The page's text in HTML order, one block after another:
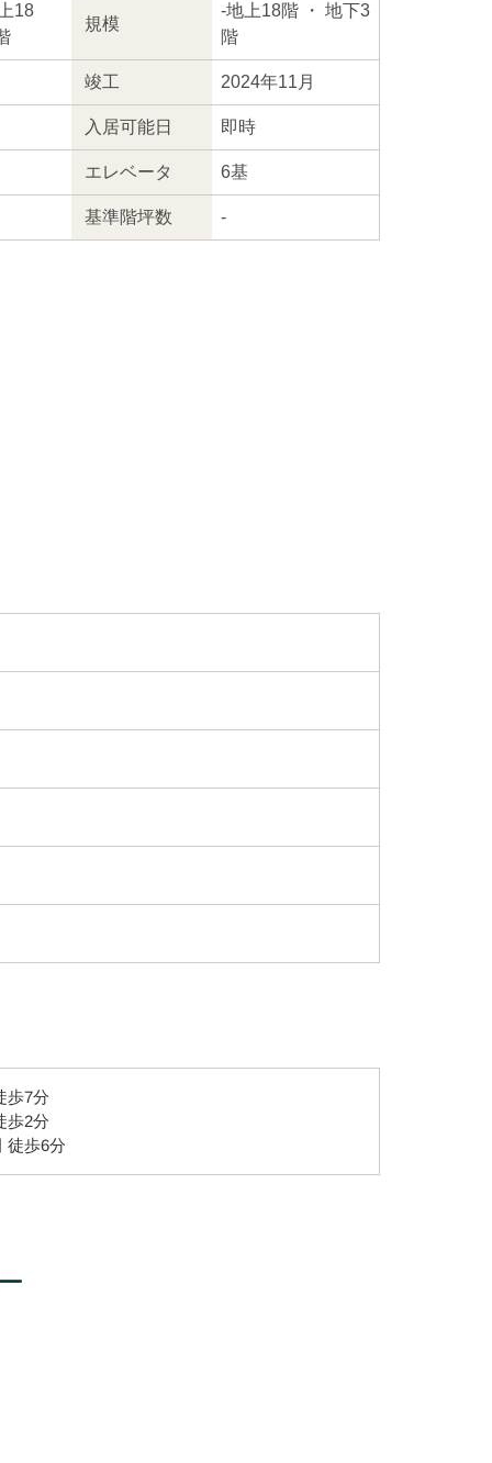
18
規模
-地上18階 ・ 地下3
階
竣工 2024年11月
入居可能日 即時
エレベータ 6基
基準階坪数 -
歩7分
歩2分
徒歩6分